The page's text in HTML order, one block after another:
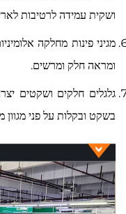
ושקית עמידה לרטיבות
מגיני פינות מחלקה
ומראה חלק ומרשים.
בשקט ובקלות על פני